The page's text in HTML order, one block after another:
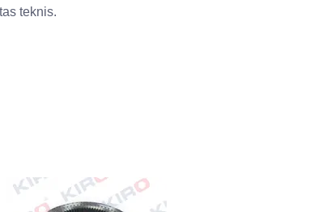
teknis.